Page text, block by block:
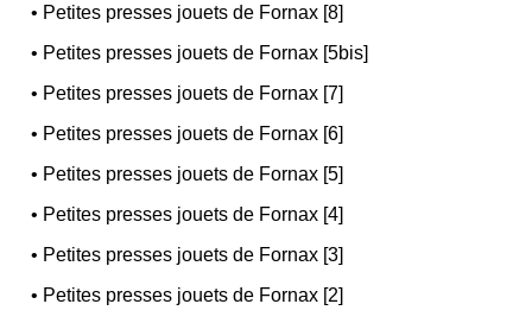
• Petites presses jouets de Fornax [8]
• Petites presses jouets de Fornax [5bis]
• Petites presses jouets de Fornax [7]
• Petites presses jouets de Fornax [6]
• Petites presses jouets de Fornax [5]
• Petites presses jouets de Fornax [4]
• Petites presses jouets de Fornax [3]
• Petites presses jouets de Fornax [2]